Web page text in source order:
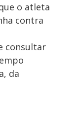
o atleta
contra
consultar
da